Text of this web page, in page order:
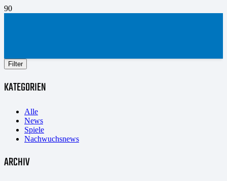
Filter
KATEGORIEN
Alle
News
Spiele
Nachwuchsnews
ARCHIV